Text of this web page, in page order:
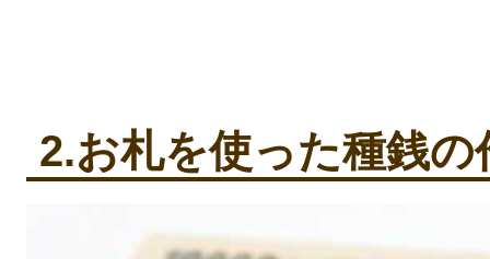
2.お札を使った種銭の